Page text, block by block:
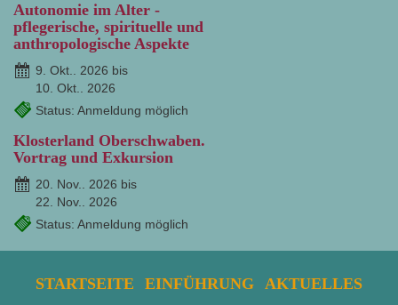
Autonomie im Alter -
pflegerische, spirituelle und
anthropologische Aspekte
9. Okt.. 2026 bis
10. Okt.. 2026
Status: Anmeldung möglich
Klosterland Oberschwaben.
Vortrag und Exkursion
20. Nov.. 2026 bis
22. Nov.. 2026
Status: Anmeldung möglich
STARTSEITE EINFÜHRUNG
AKTUELLES